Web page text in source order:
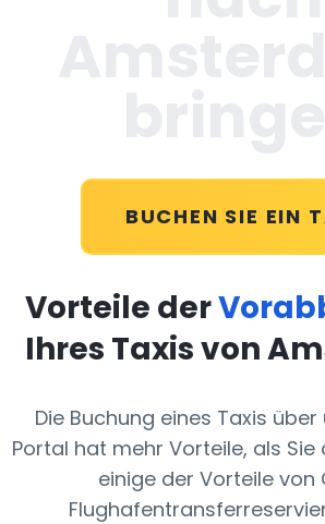
BUCHEN SIE EIN
Vorteile der
Ihres Taxis von
Die Buchung eines Taxis
Portal hat mehr Vorteile, als Sie
einige der Vorteile von